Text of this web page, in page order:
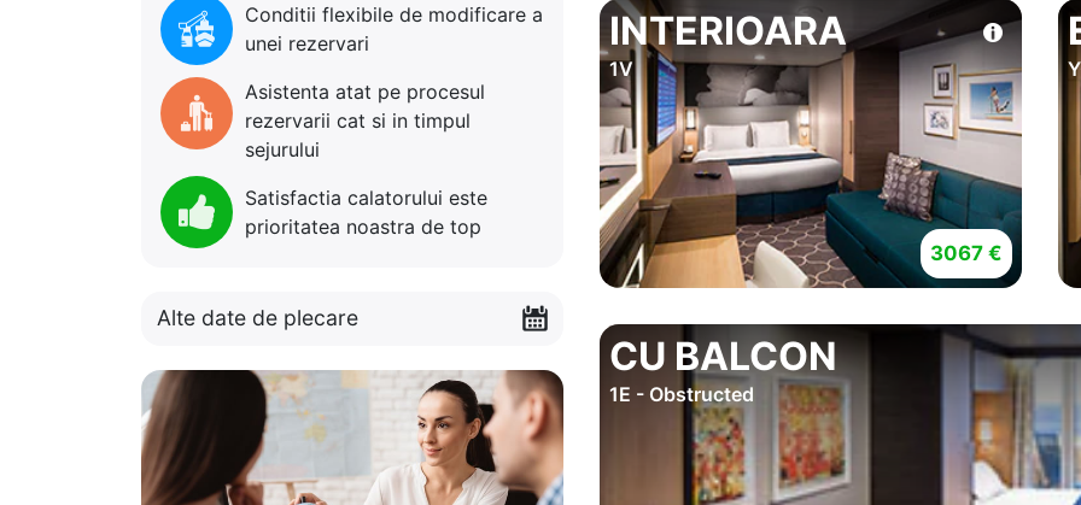
Conditii flexibile de modificare a
unei rezervari
Asistenta atat pe procesul
rezervarii cat si in timpul
sejurului
Satisfactia calatorului este
prioritatea noastra de top
Alte date de plecare
INTERIOARA
1V
3067 €
CU BALCON
1E - Obstructed